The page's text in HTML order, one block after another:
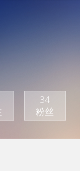
34
粉丝